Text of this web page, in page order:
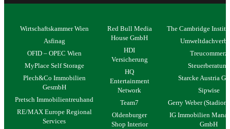
Wirtschaftskammer Wien
Asfinag
OFID – OPEC Wien
MyPlace Self Storage
Plech&Co Immobilien
GesmbH
Pretsch Immobilientreuhand
RE/MAX Europe Regional
Services
Red Bull Media
House GmbH
HDI
Versicherung
HQ
Entertainment
Network
Team7
Oldenburger
Shop Interior
The Cambridge
Treucommerz
Steuerberatung
Starcke Austria
Sipwise
Gerry Weber (Stadion
IG Immobilien
GmbH